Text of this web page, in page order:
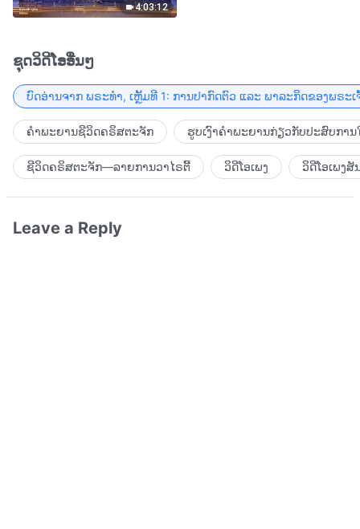
4:03:12
ຊຸດວິດີໂອອື່ນໆ
ບົດອ່ານຈາກ ພຣະທຳ, ເຫຼັ້ມທີ 1: ການປາກົດຕົວ ແລະ ພາລະກິດຂອງພຣະເ
ຄຳພະຍານຊີວິດຄຣິສຕະຈັກ ຮູບເງົາຄຳພະຍານກ່ຽວກັບປະສົບກາ
ຊີວິດຄຣິສຕະຈັກ—ລາຍການວາໄຣຕີ້ ວິດີໂອເພງ ວິດີໂອເພງສັ
Leave a Reply